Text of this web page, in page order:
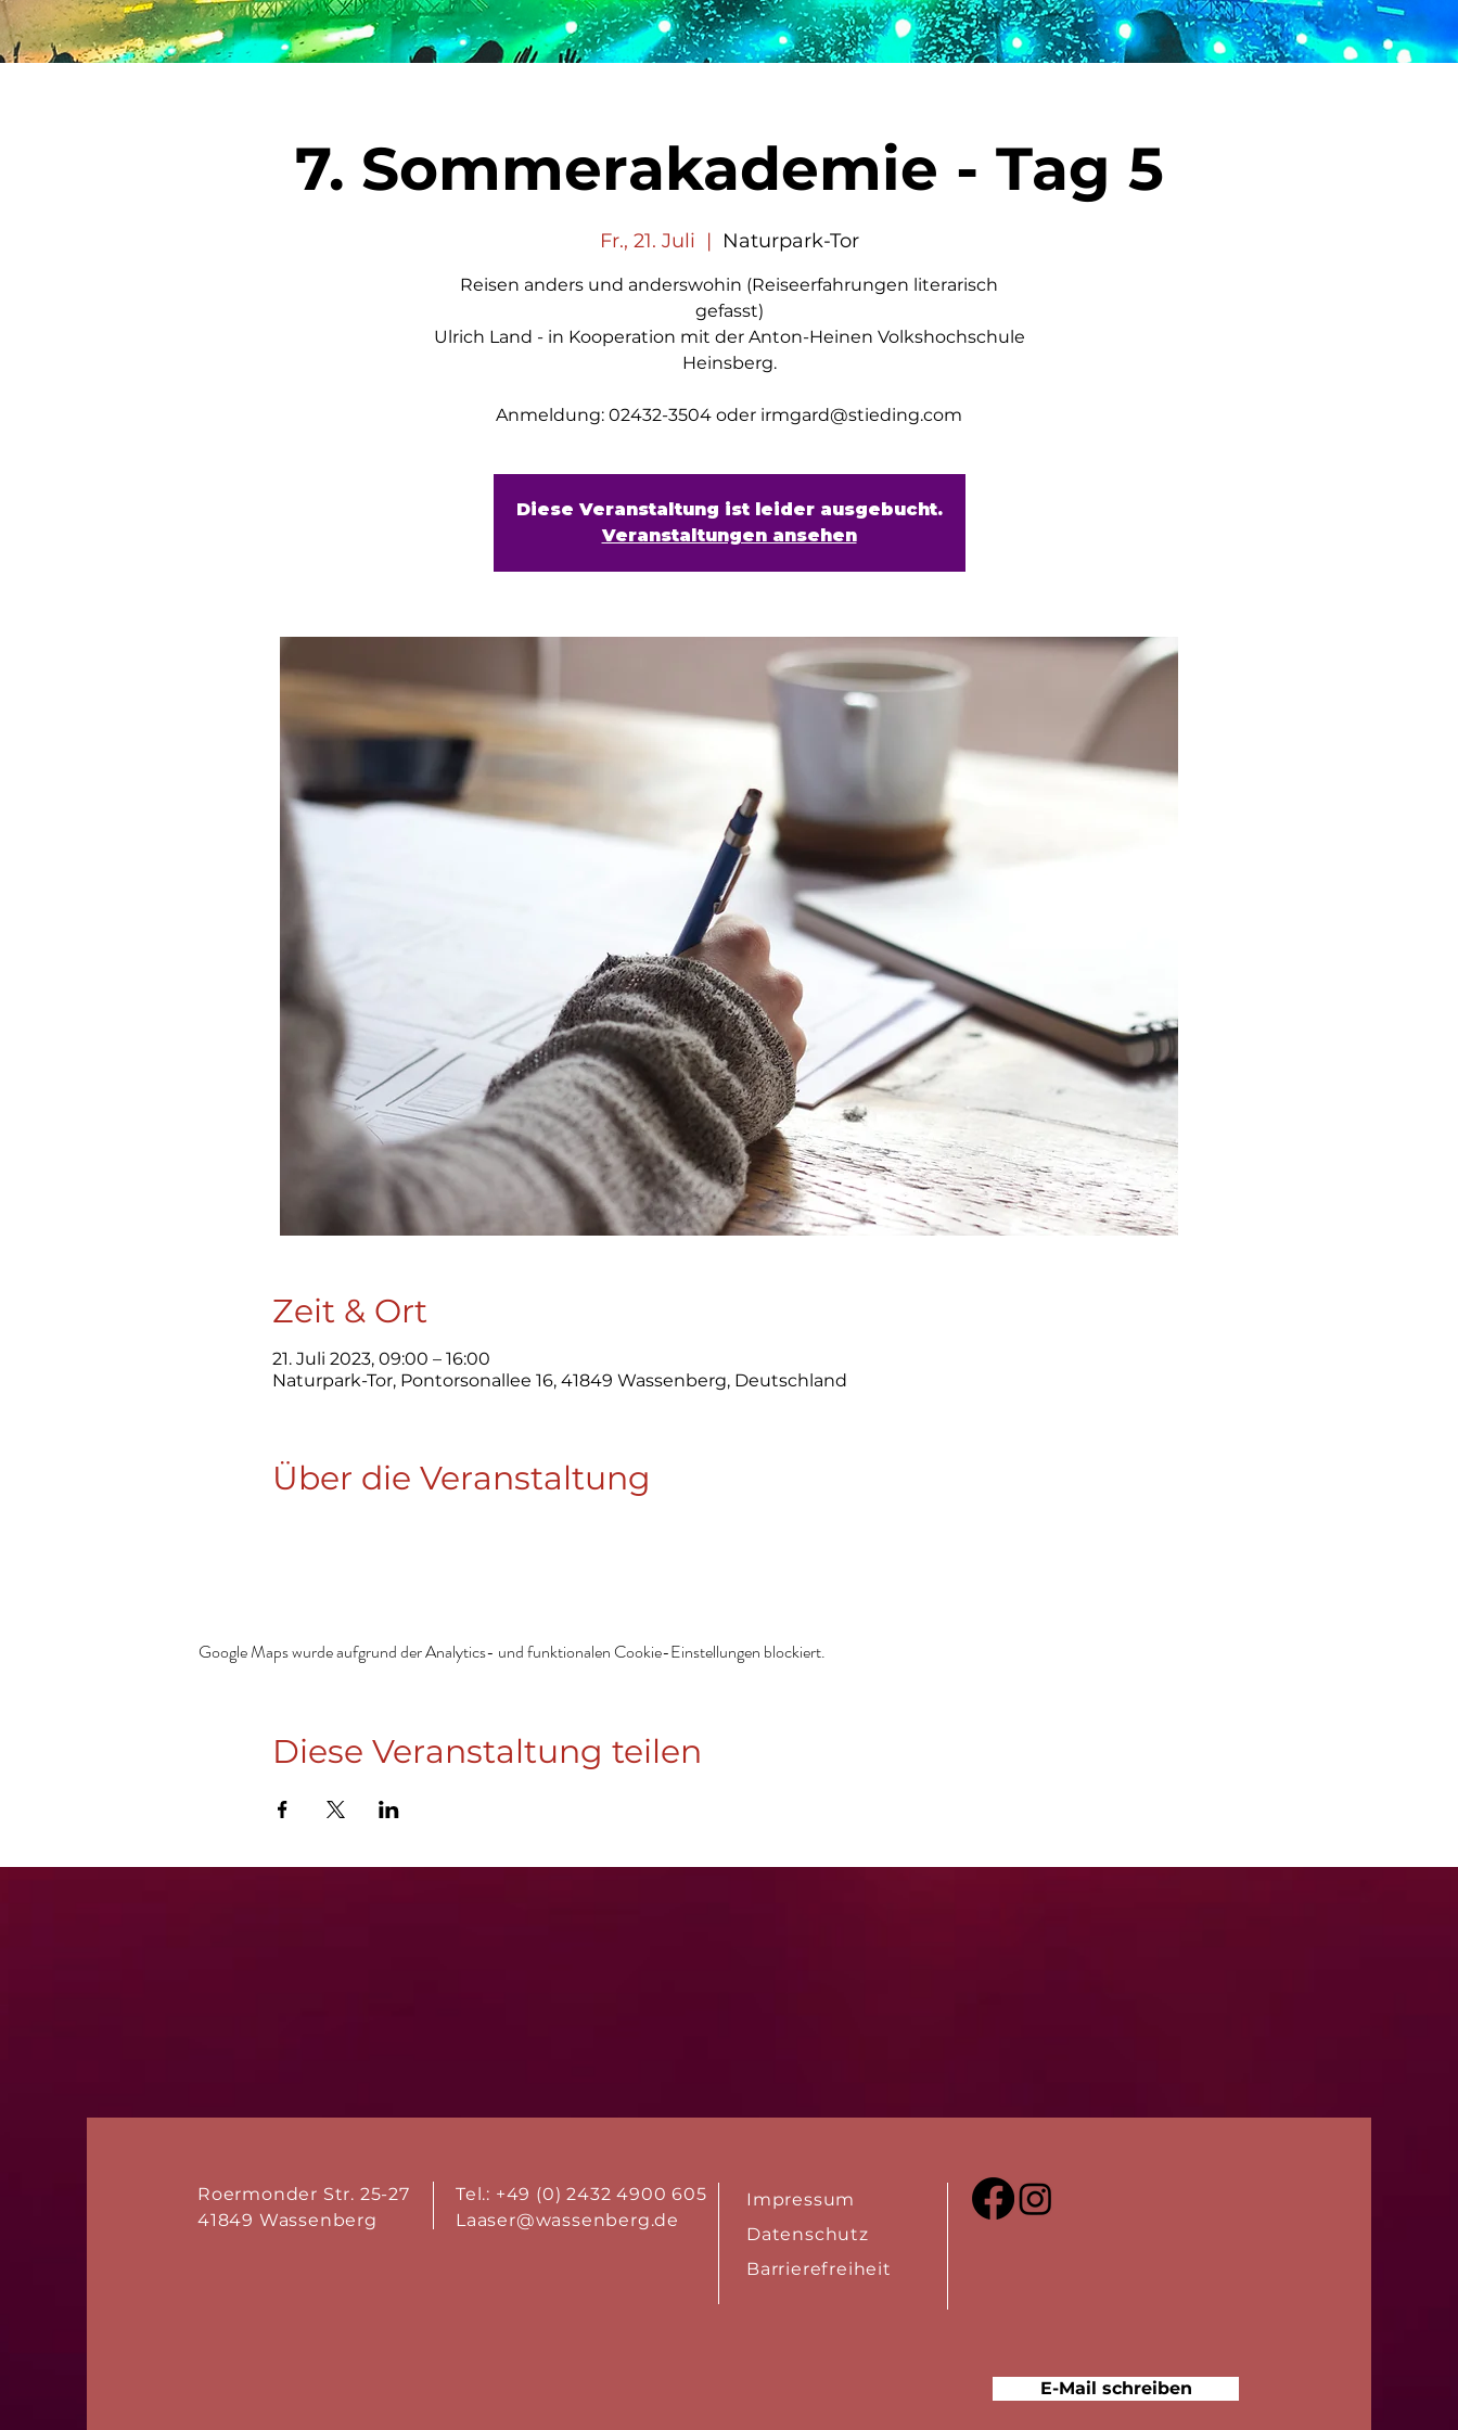
7. Sommerakademie - Tag 5
Fr., 21. Juli
  |
Naturpark-Tor
Reisen anders und anderswohin (Reiseerfahrungen literarisch
gefasst)
Ulrich Land - in Kooperation mit der Anton-Heinen Volkshochschule
Heinsberg.
Anmeldung: 02432-3504 oder irmgard@stieding.com
Diese Veranstaltung ist leider ausgebucht.
Veranstaltungen ansehen
Zeit & Ort
21. Juli 2023, 09:00 – 16:00
Naturpark-Tor, Pontorsonallee 16, 41849 Wassenberg, Deutschland
Über die Veranstaltung
Google Maps wurde aufgrund der Analytics- und funktionalen Cookie-Einstellungen blockiert.
Diese Veranstaltung teilen
Roermonder Str. 25-27
41849 Wassenberg
Tel.: +49 (0) 2432 4900 605
Laaser@wassenberg.de
Impressum
Datenschutz
Barrierefreiheit
E-Mail schreiben